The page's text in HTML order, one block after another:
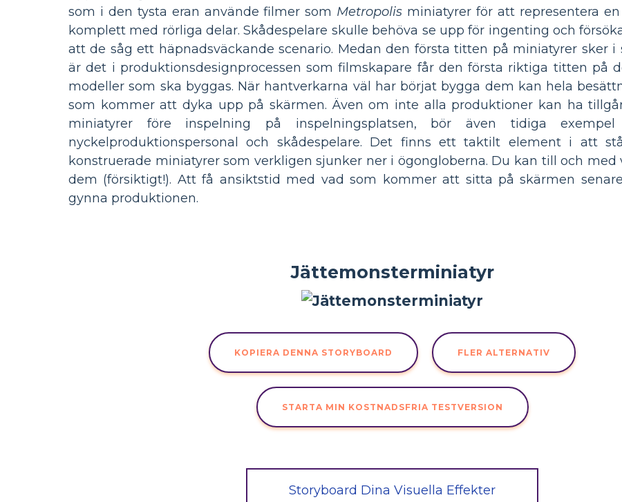
som i den tysta eran använde filmer som Metropolis miniatyrer för att representera
komplett med rörliga delar. Skådespelare skulle behöva se upp för ingenting och
att de såg ett häpnadsväckande scenario. Medan den första titten på miniatyrer sker i
är det i produktionsdesignprocessen som filmskapare får den första riktiga titten på
modeller som ska byggas. När hantverkarna väl har börjat bygga dem kan hela
som kommer att dyka upp på skärmen. Även om inte alla produktioner kan ha
miniatyrer före inspelning på inspelningsplatsen, bör även tidiga
nyckelproduktionspersonal och skådespelare. Det finns ett taktilt element i att
konstruerade miniatyrer som verkligen sjunker ner i ögongloberna. Du kan till och med
dem (försiktigt!). Att få ansiktstid med vad som kommer att sitta på skärmen
gynna produktionen.
Jättemonsterminiatyr
KOPIERA DENNA STORYBOARD FLER ALTERNATIV
STARTA MIN KOSTNADSFRIA TESTVERSION
Storyboard Dina Visuella Effekter